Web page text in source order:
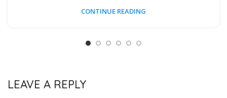
CONTINUE READING
LEAVE A REPLY